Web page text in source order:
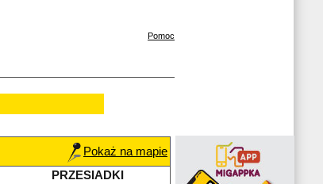
Pomoc
Pokaż na mapie
PRZESIADKI